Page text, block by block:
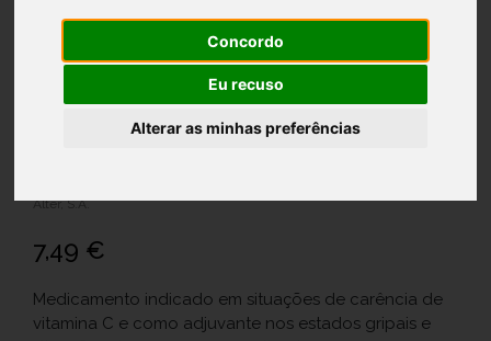
Concordo
Eu recuso
Alterar as minhas preferências
Vitamina C Alter Morango, 1000 mg
x 20 comp eferv
Alter, S.A.
7,49 €
Medicamento indicado em situações de carência de
vitamina C e como adjuvante nos estados gripais e